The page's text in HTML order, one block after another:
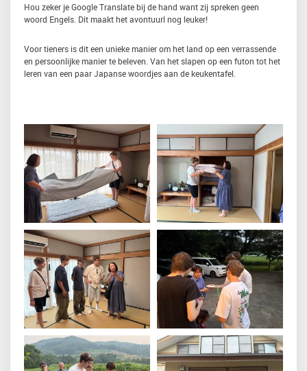
Hou zeker je Google Translate bij de hand want zij spreken geen
woord Engels. Dit maakt het avontuurl nog leuker!
Voor tieners is dit een unieke manier om het land op een verrassende
en persoonlijke manier te beleven. Van het slapen op een futon tot het
leren van een paar Japanse woordjes aan de keukentafel.